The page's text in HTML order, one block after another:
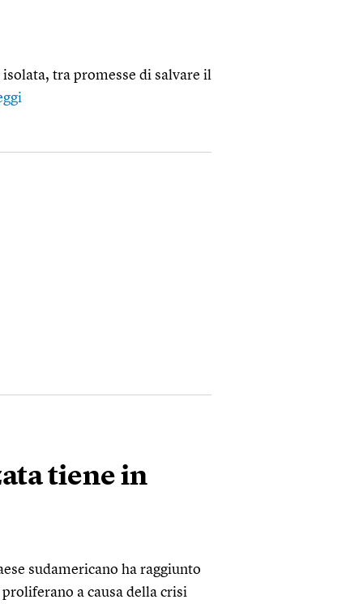
tra promesse di salvare il
tiene in
sudamericano ha raggiunto
a causa della crisi